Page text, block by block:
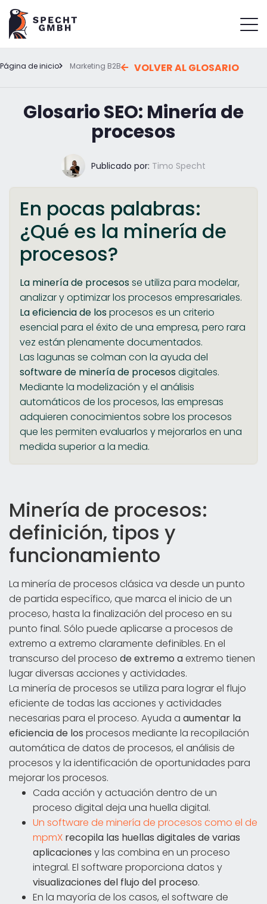
Página de inicio Marketing B2B VOLVER AL GLOSARIO
Glosario SEO: Minería de
procesos
Publicado por: Timo Specht
En pocas palabras:
¿Qué es la minería de
procesos?
La minería de procesosse utiliza para modelar,
analizar y optimizar los procesos empresariales.
La eficiencia de losprocesos es un criterio
esencial para el éxito de una empresa, pero rara
vez están plenamente documentados.
Las lagunas se colman con la ayuda del
software de minería de procesosdigitales.
Mediante la modelización y el análisis
automáticos de los procesos, las empresas
adquieren conocimientos sobre los procesos
que les permiten evaluarlos y mejorarlos en una
medida superior a la media.
Minería de procesos:
definición, tipos y
funcionamiento
La minería de procesos clásica va desde un punto
de partida específico, que marca el inicio de un
proceso, hasta la finalización del proceso en su
punto final. Sólo puede aplicarse a procesos de
extremo a extremo claramente definibles. En el
transcurso del proceso de extremo aextremo tienen
lugar diversas acciones y actividades.
La minería de procesos se utiliza para lograr el flujo
eficiente de todas las acciones y actividades
necesarias para el proceso. Ayuda a aumentar la
eficiencia de los procesos mediante la recopilación
automática de datos de procesos, el análisis de
procesos y la identificación de oportunidades para
mejorar los procesos.
Cada acción y actuación dentro de un
proceso digital deja una huella digital.
Un software de minería de procesos como el de
mpmX recopila las huellas digitales de varias
aplicaciones y las combina en un proceso
integral. El software proporciona datos y
visualizaciones del flujo del proceso.
En la mayoría de los casos, el software de